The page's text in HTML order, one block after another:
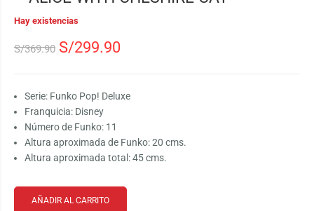
Hay existencias
S/369.90 S/299.90
Serie: Funko Pop! Deluxe
Franquicia: Disney
Número de Funko: 11
Altura aproximada de Funko: 20 cms.
Altura aproximada total: 45 cms.
AÑADIR AL CARRITO